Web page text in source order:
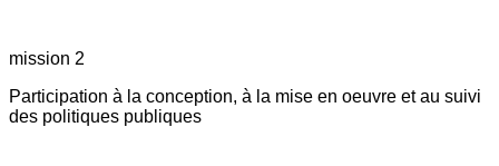
mission 2
Participation à la conception, à la mise en oeuvre et au suivi
des politiques publiques